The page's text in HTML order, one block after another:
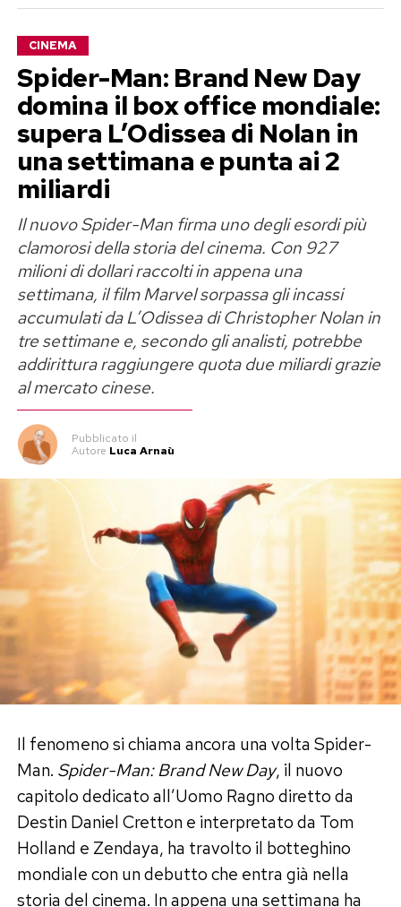
Ryan Gosling vuole 20 milioni di
dollari
Secondo le indiscrezioni pubblicate dalla stampa
americana, il nodo principale riguarda il
compenso di Ryan Gosling. L’attore, candidato
all’Oscar per l’interpretazione di Ken, avrebbe
chiesto20 milioni di dollariper riprendere il
ruolo. Una cifra che il CEO di Warner Bros.
Discovery, David Zaslav, non sarebbe disposto
ad approvare.
Anche le richieste economiche di Margot
Robbie, protagonista e produttrice del film,
l’importo esatto non è stato reso noto. Warner
avrebbe presentato diverse offerte negli ultimi
mesi, comprendendo aumenti di cachet e
partecipazioni agli incassi, ma le parti non hanno
ancora trovato un’intesa. La società, dal canto
suo, sostiene che l’ultima proposta sia stata
respinta senza ricevere una controfferta.
Il tempo stringe: a dicembre i diritti
tornano a Mattel
La questione è diventata ancora più delicata per
una ragione contrattuale. Warner Bros. deve
chiudere un accordo con il cast e con Greta
Gerwigentro dicembre 2026. Se ciò non
accadrà, i diritti per realizzare nuovi adattamenti
cinematografici di Barbie torneranno alla
Mattel, proprietaria del celebre marchio.
CINEMA
Spider-Man: Brand New Day
domina il box office mondiale:
supera L’Odissea di Nolan in
una settimana e punta ai 2
miliardi
Il nuovo Spider-Man firma uno degli esordi più
clamorosi della storia del cinema. Con 927
milioni di dollari raccolti in appena una
settimana, il film Marvel sorpassa gli incassi
accumulati da L’Odissea di Christopher Nolan in
tre settimane e, secondo gli analisti, potrebbe
addirittura raggiungere quota due miliardi grazie
al mercato cinese.
Pubblicato il
Autore Luca Arnaù
Il fenomeno si chiama ancora una volta Spider-
Man. Spider-Man: Brand New Day, il nuovo
capitolo dedicato all’Uomo Ragno diretto da
Destin Daniel Cretton e interpretato da Tom
Holland e Zendaya, ha travolto il botteghino
mondiale con un debutto che entra già nella
storia del cinema. In appena una settimana ha